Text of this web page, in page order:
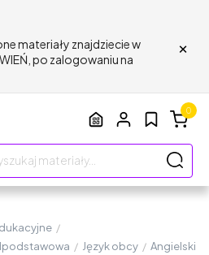
materiały znajdziecie w
po zalogowaniu na
×
0
/
/ Język obcy / Angielski